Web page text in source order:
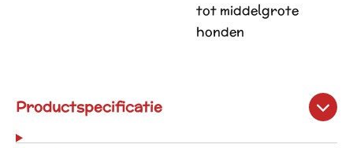
tot middelgrote
honden
Productspecificatie